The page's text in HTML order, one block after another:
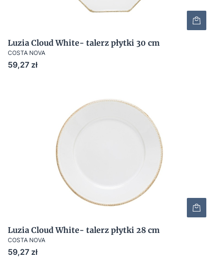
Luzia Cloud White- talerz płytki 30 cm
COSTA NOVA
Cena
59,27 zł
Luzia Cloud White- talerz płytki 28 cm
COSTA NOVA
Cena
59,27 zł